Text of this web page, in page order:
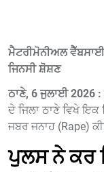
ਮੈਟਰੀਮੋਨੀਅਲ
ਜਿਨਸੀ ਸ਼ੋਸ਼ਣ
ਠਾਣੇ, 6 ਜੁਲਾਈ 2026 :
ਦੇ ਜਿਲਾ ਠਾਣੇ ਵਿਖੇ
ਜਬਰ ਜਨਾਹ (Rape)
ਪੁਲਸ ਨੇ ਕਰ